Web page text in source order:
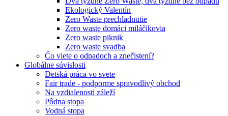
Ekologický Valentín
Zero Waste prechladnutie
Zero waste domáci miláčikovia
Zero waste piknik
Zero waste svadba
Čo viete o odpadoch a znečistení?
Globálne súvislosti
Detská práca vo svete
Fair trade - podporme spravodlivý obchod
Na vzdialenosti záleží
Pôdna stopa
Vodná stopa